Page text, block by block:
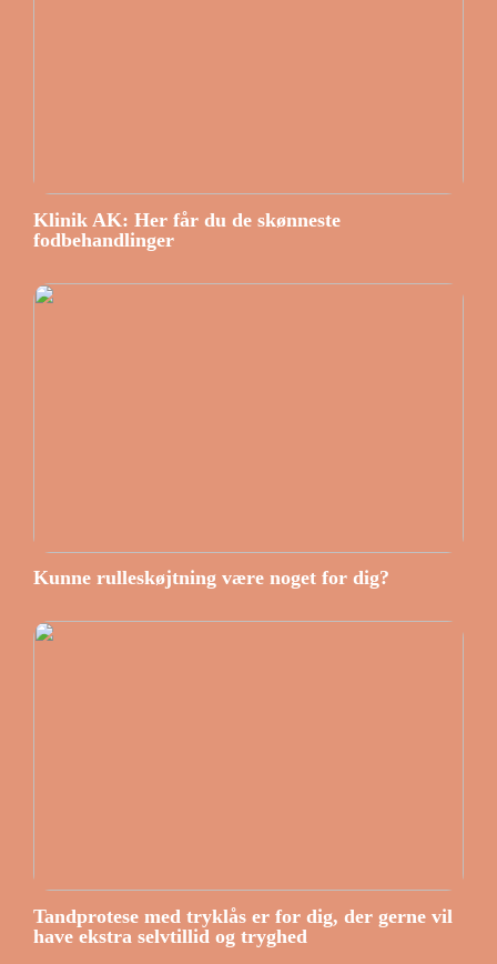
Klinik AK: Her får du de skønneste
fodbehandlinger
Kunne rulleskøjtning være noget for dig?
Tandprotese med tryklås er for dig, der gerne vil
have ekstra selvtillid og tryghed